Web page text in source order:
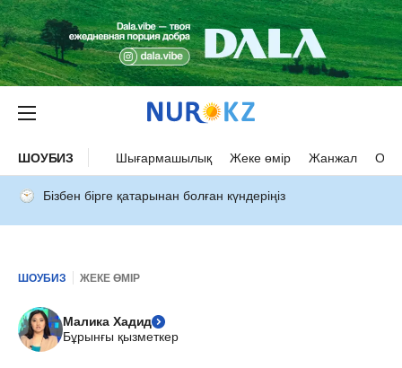
ШОУБИЗ Шығармашылық Жеке өмір Жанжал
Бізбен бірге қатарынан болған күндеріңіз
ШОУБИЗ ЖЕКЕ ӨМІР
Малика Хадид
Бұрынғы қызметкер